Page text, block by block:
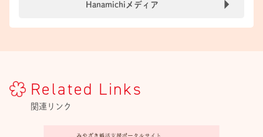
Hanamichiメディア
Related Links
関連リンク